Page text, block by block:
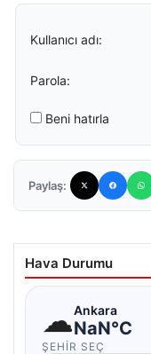
Kullanıcı adı:
Parola:
Beni hatırla
Paylaş:
Hava Durumu
☁Ankara
NaN°C
ŞEHIR SEÇ